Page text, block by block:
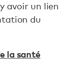
avoir un lien
du
la santé